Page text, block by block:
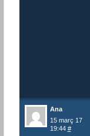
Ana
15 març 17
19:44 #